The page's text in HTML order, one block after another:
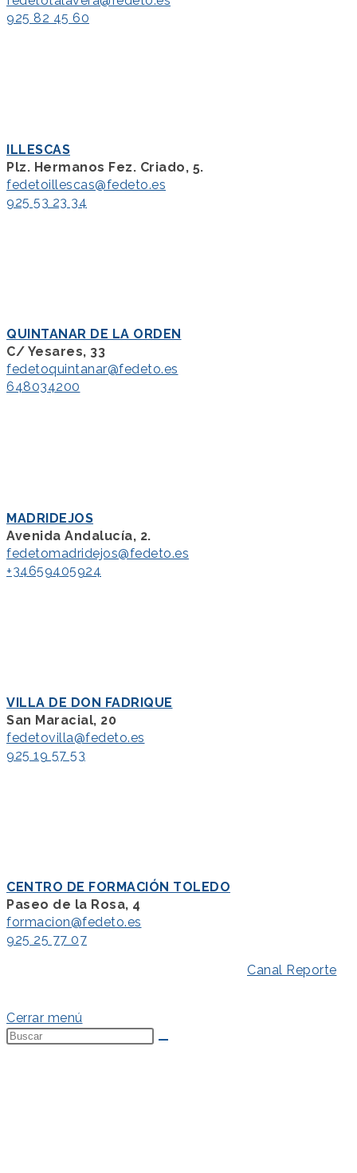
925 82 45 60
ILLESCAS
Plz. Hermanos Fez. Criado, 5.
fedetoillescas@fedeto.es
925 53 23 34
QUINTANAR DE LA ORDEN
C/ Yesares, 33
fedetoquintanar@fedeto.es
648034200
MADRIDEJOS
Avenida Andalucía, 2.
fedetomadridejos@fedeto.es
+34659405924
VILLA DE DON FADRIQUE
San Maracial, 20
fedetovilla@fedeto.es
925 19 57 53
CENTRO DE FORMACIÓN TOLEDO
Paseo de la Rosa, 4
formacion@fedeto.es
925 25 77 07
Canal Reporte
Cerrar menú